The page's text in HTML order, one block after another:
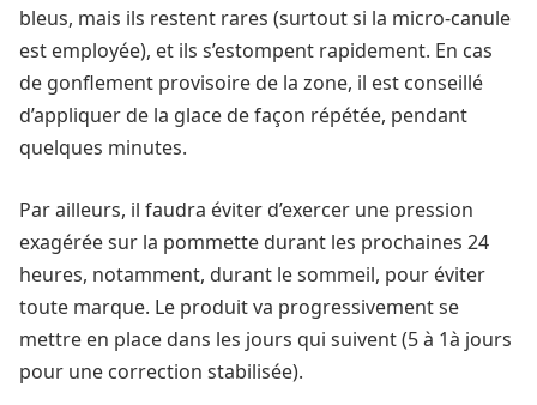
bleus, mais ils restent rares (surtout si la micro-canule
est employée), et ils s’estompent rapidement. En cas
de gonflement provisoire de la zone, il est conseillé
d’appliquer de la glace de façon répétée, pendant
quelques minutes.
Par ailleurs, il faudra éviter d’exercer une pression
exagérée sur la pommette durant les prochaines 24
heures, notamment, durant le sommeil, pour éviter
toute marque. Le produit va progressivement se
mettre en place dans les jours qui suivent (5 à 1à jours
pour une correction stabilisée).